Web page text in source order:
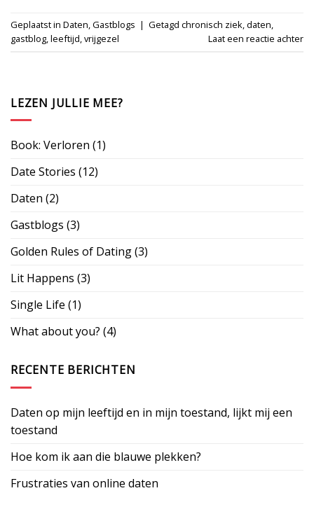
Geplaatst in Daten,Gastblogs | Getagd chronisch ziek,daten,
gastblog,leeftijd,vrijgezel Laat een reactie achter
LEZEN JULLIE MEE?
Book: Verloren (1)
Date Stories (12)
Daten (2)
Gastblogs (3)
Golden Rules of Dating(3)
Lit Happens (3)
Single Life (1)
What about you? (4)
RECENTE BERICHTEN
Daten op mijn leeftijd en in mijn toestand, lijkt mij een
toestand
Hoe kom ik aan die blauwe plekken?
Frustraties van online daten